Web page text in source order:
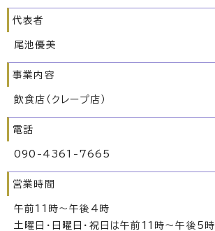
代表者
尾池優美
事業内容
飲食店（クレープ店）
電話
090-4361-7665
営業時間
午前11時〜午後4時
土曜日・日曜日・祝日は午前11時〜午後5時